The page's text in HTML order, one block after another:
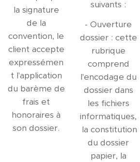
la signature
de la
convention, le
client accepte
expressémen
t l'application
du barème de
frais et
honoraires à
son dossier.
suivants :
- Ouverture
dossier : cette
rubrique
comprend
l'encodage du
dossier dans
les fichiers
informatiques,
la constitution
du dossier
papier, la